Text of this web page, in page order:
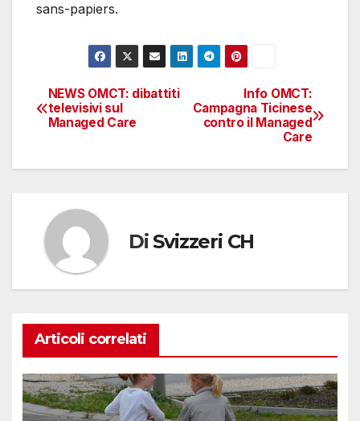
sans-papiers.
Navigazione
articoli
Info OMCT:
Campagna Ticinese
contro il Managed
Care
NEWS OMCT: dibattiti
televisivi sul
Managed Care
Di Svizzeri CH
Articoli correlati